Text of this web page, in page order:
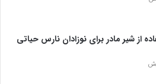
از شیر مادر برای نوزادان نارس حیاتی